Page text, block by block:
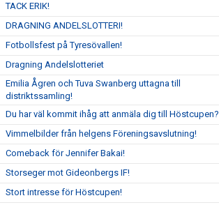
TACK ERIK!
DRAGNING ANDELSLOTTERI!
Fotbollsfest på Tyresövallen!
Dragning Andelslotteriet
Emilia Ågren och Tuva Swanberg uttagna till
distriktssamling!
Du har väl kommit ihåg att anmäla dig till Höstcupen?
Vimmelbilder från helgens Föreningsavslutning!
Comeback för Jennifer Bakai!
Storseger mot Gideonbergs IF!
Stort intresse för Höstcupen!